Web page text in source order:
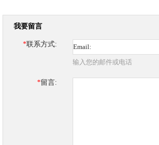
我要留言
*联系方式:
输入您的邮件或电话
*留言: